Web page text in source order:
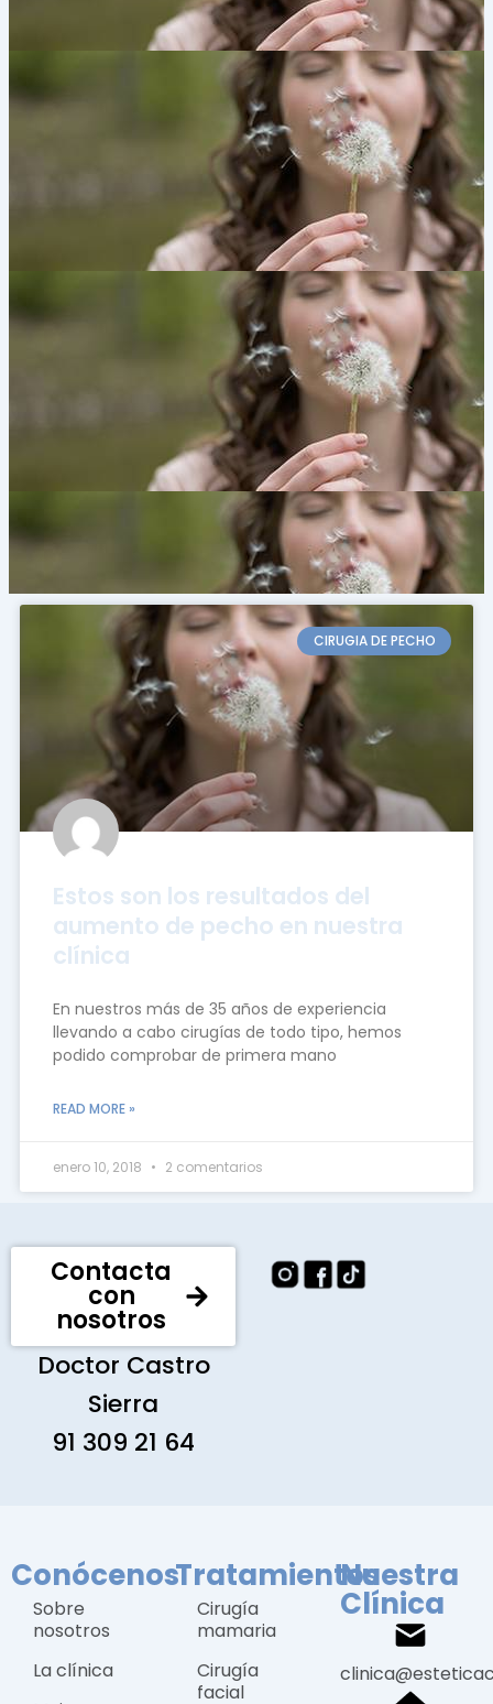
CIRUGIA DE PECHO
Estos son los resultados del
aumento de pecho en nuestra
clínica
En nuestros más de 35 años de experiencia
llevando a cabo cirugías de todo tipo, hemos
podido comprobar de primera mano
READ MORE »
enero 10, 2018 2 comentarios
Contacta
con
nosotros
Doctor Castro
Sierra
91 309 21 64
Conócenos
Sobre
nosotros
La clínica
Tratamientos
Cirugía
mamaria
Cirugía
facial
Nuestra
Clínica